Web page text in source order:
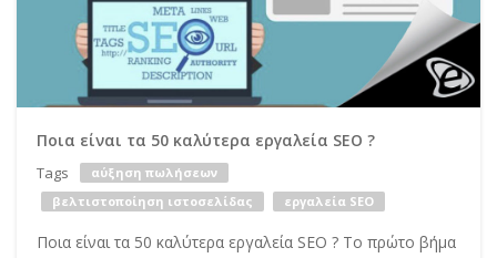
Ποια είναι τα 50 καλύτερα εργαλεία SEO ?
Tags
αύξηση πωλήσεων
βελτιστοποίηση ιστοσελίδας
εργαλεία SEO
Ποια είναι τα 50 καλύτερα εργαλεία SEO ? Το πρώτο βήμα